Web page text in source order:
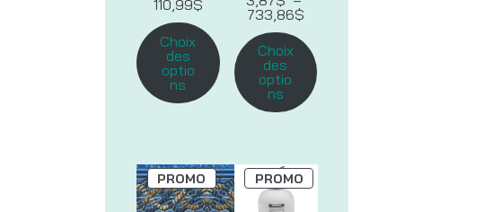
110,99$Plage
prix :
49,99$
110,99$
Choix
des
optio
ns
733,86$Plage
prix :
3,87$
733,86$
Choix
des
optio
ns
PROMO PRODUIT
EN
PROMOTION
PROMOPRODUIT
EN